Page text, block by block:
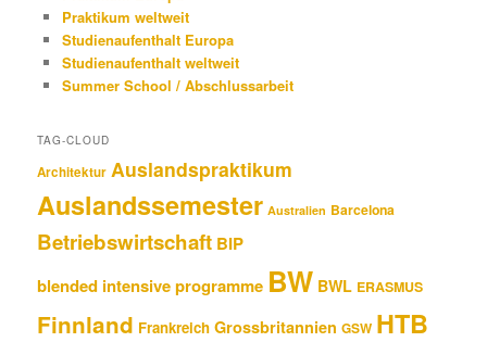
Praktikum weltweit
Studienaufenthalt Europa
Studienaufenthalt weltweit
Summer School / Abschlussarbeit
TAG-CLOUD
Architektur Auslandspraktikum
Auslandssemester Australien Barcelona
Betriebswirtschaft BIP
blended intensive programme BW BWL ERASMUS
Finnland Frankreich Grossbritannien GSW HTB